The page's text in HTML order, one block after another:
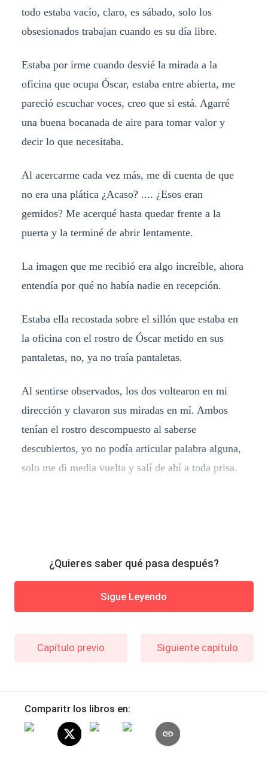
todo estaba vacío, claro, es sábado, solo los
obsesionados trabajan cuando es su día libre.
Estaba por irme cuando desvié la mirada a la
oficina que ocupa Óscar, estaba entre abierta, me
pareció escuchar voces, creo que si está. Agarré
una buena bocanada de aire para tomar valor y
decir lo que necesitaba.
Al acercarme cada vez más, me di cuenta de que
no era una plática ¿Acaso? .... ¿Esos eran
gemidos? Me acerqué hasta quedar frente a la
puerta y la terminé de abrir lentamente.
La imagen que me recibió era algo increíble, ahora
entendía por qué no había nadie en recepción.
Estaba ella recostada sobre el sillón que estaba en
la oficina con el rostro de Óscar metido en sus
pantaletas, no, ya no traía pantaletas.
Al sentirse observados, los dos voltearon en mi
dirección y clavaron sus miradas en mí. Ambos
tenían el rostro descompuesto al saberse
descubiertos, yo no podía articular palabra alguna,
solo me di media vuelta y salí de ahí a toda prisa.
¿Quieres saber qué pasa después?
Sigue Leyendo
Capítulo previo Siguiente capítulo
Comparitr los libros en: